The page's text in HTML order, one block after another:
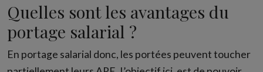
Quelles sont les avantages du
portage salarial ?
En portage salarial donc, les portées peuvent toucher